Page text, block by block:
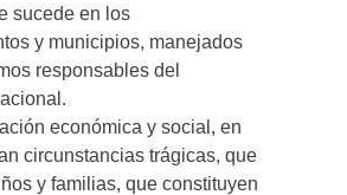
sucede en los
y municipios, manejados
responsables del
económica y social, en
circunstancias trágicas, que
y familias, que constituyen